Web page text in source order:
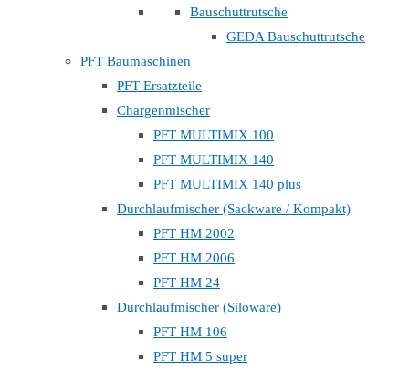
Bauschuttrutsche
GEDA Bauschuttrutsche
PFT Baumaschinen
PFT Ersatzteile
Chargenmischer
PFT MULTIMIX 100
PFT MULTIMIX 140
PFT MULTIMIX 140 plus
Durchlaufmischer (Sackware / Kompakt)
PFT HM 2002
PFT HM 2006
PFT HM 24
Durchlaufmischer (Siloware)
PFT HM 106
PFT HM 5 super